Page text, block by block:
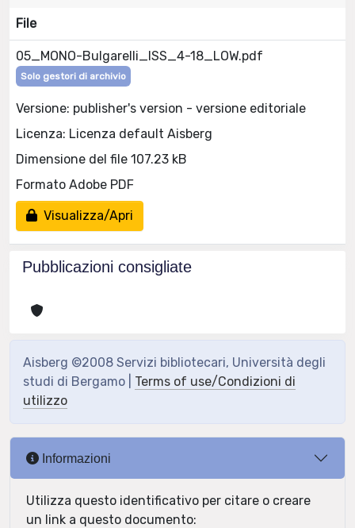
File
05_MONO-Bulgarelli_ISS_4-18_LOW.pdf
Solo gestori di archivio
Versione: publisher's version - versione editoriale
Licenza: Licenza default Aisberg
Dimensione del file 107.23 kB
Formato Adobe PDF
Visualizza/Apri
Pubblicazioni consigliate
Aisberg ©2008 Servizi bibliotecari, Università degli
studi di Bergamo | Terms of use/Condizioni di
utilizzo
Informazioni
Utilizza questo identificativo per citare o creare
un link a questo documento: